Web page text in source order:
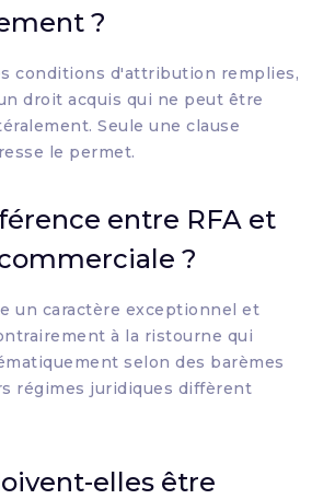
?
conditions d'attribution remplies,
droit acquis qui ne peut être
Seule une clause
le permet.
entre RFA et
?
un caractère exceptionnel et
à la ristourne qui
selon des barèmes
régimes juridiques diffèrent
elles être